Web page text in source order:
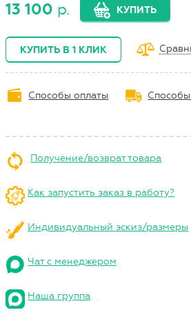
13 100 р. КУПИТЬ
КУПИТЬ В 1 КЛИК
Способы оплаты
Получение/возврат товара
Как запустить заказ в работу?
Индивидуальный эскиз/размеры
Чат с менеджером
Наша группа